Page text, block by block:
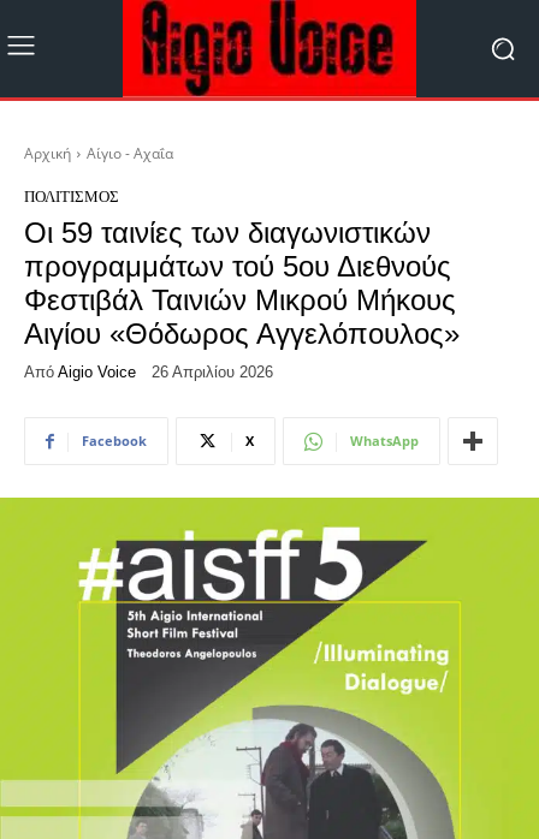
Αρχική Αίγιο - Αχαΐα
ΠΟΛΙΤΙΣΜΌΣ
Οι 59 ταινίες των διαγωνιστικών
προγραμμάτων τού 5ου Διεθνούς
Φεστιβάλ Ταινιών Μικρού Μήκους
Αιγίου «Θόδωρος Αγγελόπουλος»
Από Aigio Voice 26 Απριλίου 2026
Facebook X WhatsApp